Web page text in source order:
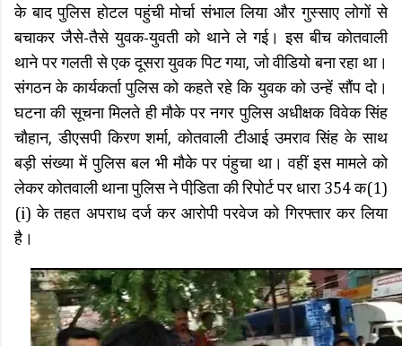
के बाद पुलिस होटल पहुंची मोर्चा संभाल लिया और गुस्साए लोगों से
बचाकर जैसे-तैसे युवक-युवती को थाने ले गई। इस बीच कोतवाली
थाने पर गलती से एक दूसरा युवक पिट गया, जो वीडियो बना रहा था।
संगठन के कार्यकर्ता पुलिस को कहते रहे कि युवक को उन्हें सौंप दो।
घटना की सूचना मिलते ही मौके पर नगर पुलिस अधीक्षक विवेक सिंह
चौहान, डीएसपी किरण शर्मा, कोतवाली टीआई उमराव सिंह के साथ
बड़ी संख्या में पुलिस बल भी मौके पर पंहुचा था। वहीं इस मामले को
लेकर कोतवाली थाना पुलिस ने पीडि़ता की रिपोर्ट पर धारा 354 क(1)
(i) के तहत अपराध दर्ज कर आरोपी परवेज को गिरफ्तार कर लिया
है।